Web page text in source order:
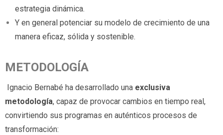
estrategia dinámica.
Y en general potenciar su modelo de crecimiento de una
manera eficaz, sólida y sostenible.
METODOLOGÍA
Ignacio Bernabé ha desarrollado una exclusiva
metodología, capaz de provocar cambios en tiempo real,
convirtiendo sus programas en auténticos procesos de
transformación: